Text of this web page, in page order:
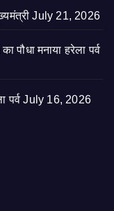
July 21, 2026
पौधा मनाया हरेला पर्व
पर्व July 16, 2026